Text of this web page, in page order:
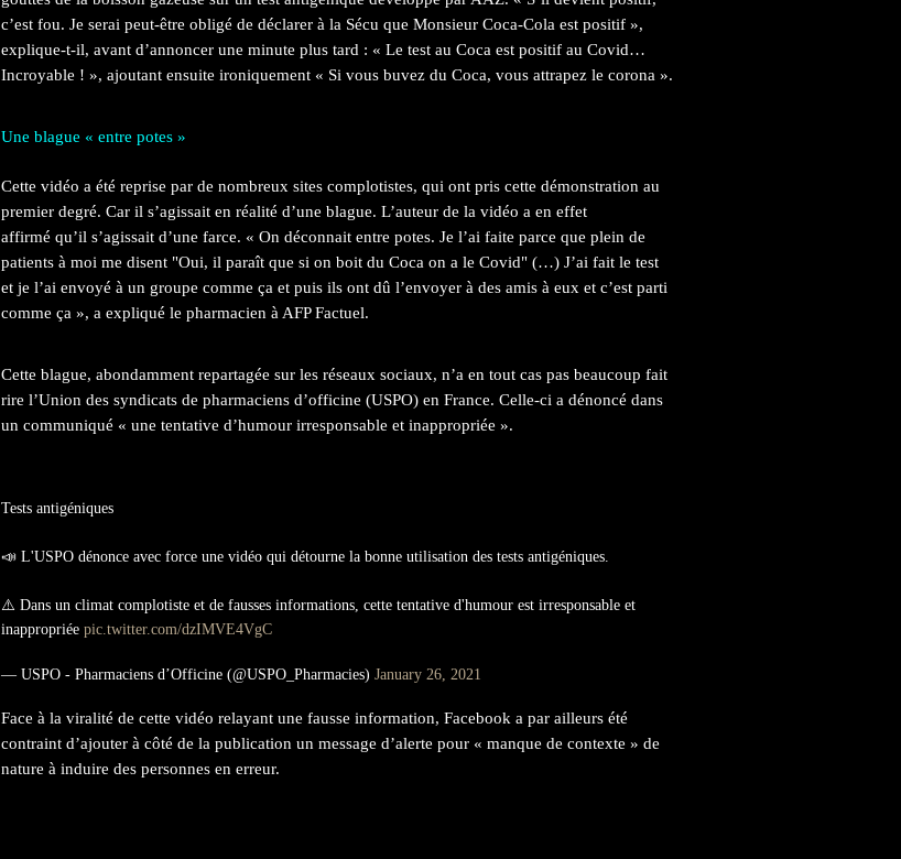
c’est fou. Je serai peut-être obligé de déclarer à la Sécu que Monsieur Coca-Cola est positif »,
explique-t-il, avant d’annoncer une minute plus tard : « Le test au Coca est positif au Covid…
Incroyable ! », ajoutant ensuite ironiquement « Si vous buvez du Coca, vous attrapez le corona ».
Une blague « entre potes »
Cette vidéo a été reprise par de nombreux sites complotistes, qui ont pris cette démonstration au
premier degré. Car il s’agissait en réalité d’une blague. L’auteur de la vidéo a en effet
affirmé qu’il s’agissait d’une farce. « On déconnait entre potes. Je l’ai faite parce que plein de
patients à moi me disent "Oui, il paraît que si on boit du Coca on a le Covid" (…) J’ai fait le test
et je l’ai envoyé à un groupe comme ça et puis ils ont dû l’envoyer à des amis à eux et c’est parti
comme ça », a expliqué le pharmacien à AFP Factuel.
Cette blague, abondamment repartagée sur les réseaux sociaux, n’a en tout cas pas beaucoup fait
rire l’Union des syndicats de pharmaciens d’officine (USPO) en France. Celle-ci a dénoncé dans
un communiqué « une tentative d’humour irresponsable et inappropriée ».
Tests antigéniques
📣 L'USPO dénonce avec force une vidéo qui détourne la bonne utilisation des tests antigéniques.
⚠️ Dans un climat complotiste et de fausses informations, cette tentative d'humour est irresponsable et
inappropriée pic.twitter.com/dzIMVE4VgC
— USPO - Pharmaciens d’Officine (@USPO_Pharmacies) January 26, 2021
Face à la viralité de cette vidéo relayant une fausse information, Facebook a par ailleurs été
contraint d’ajouter à côté de la publication un message d’alerte pour « manque de contexte » de
nature à induire des personnes en erreur.